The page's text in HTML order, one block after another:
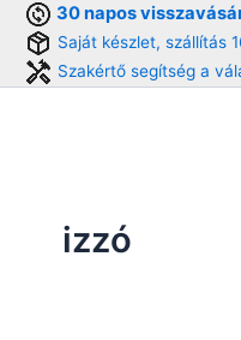
30 napos
Saját készlet, szállítás
Szakértő segítség a
izzó